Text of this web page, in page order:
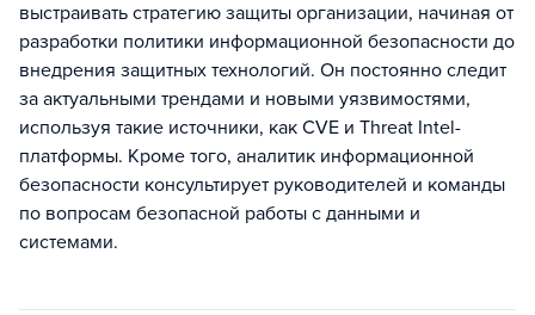
выстраивать стратегию защиты организации, начиная от
разработки политики информационной безопасности до
внедрения защитных технологий. Он постоянно следит
за актуальными трендами и новыми уязвимостями,
используя такие источники, как CVE и Threat Intel-
платформы. Кроме того, аналитик информационной
безопасности консультирует руководителей и команды
по вопросам безопасной работы с данными и
системами.